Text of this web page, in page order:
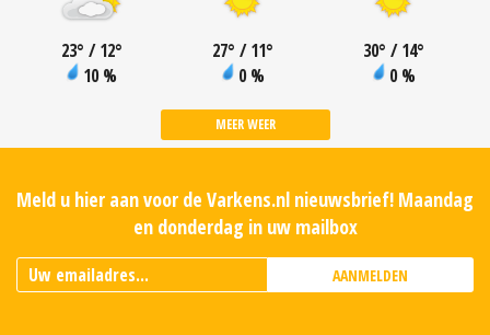
23° / 12°
10 %
27° / 11°
0 %
30° / 14°
0 %
MEER WEER
Meld u hier aan voor de Varkens.nl nieuwsbrief! Maandag
en donderdag in uw mailbox
AANMELDEN